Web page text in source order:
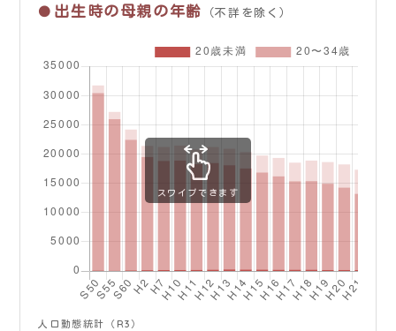
出生時の母親の年齢 （不詳を除く）
人口動態統計（R3）